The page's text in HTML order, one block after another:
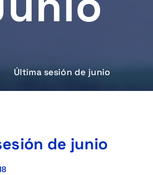
Última sesión de junio
de junio